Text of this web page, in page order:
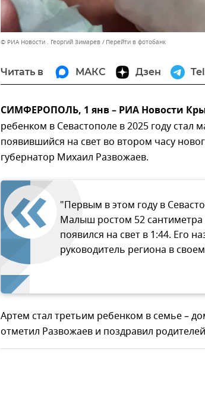
© РИА Новости . Георгий Зимарев Перейти в фотобанк
Читать в МАКС Дзен
СИМФЕРОПОЛЬ, 1 янв – РИА Новости
ребенком в Севастополе в 2025 году стал
появившийся на свет во втором часу
губернатор Михаил Развожаев.
"Первым в этом году в
Малыш ростом 52
появился на свет в 1:44. Его
руководитель региона в
Артем стал третьим ребенком в семье –
отметил Развожаев и поздравил